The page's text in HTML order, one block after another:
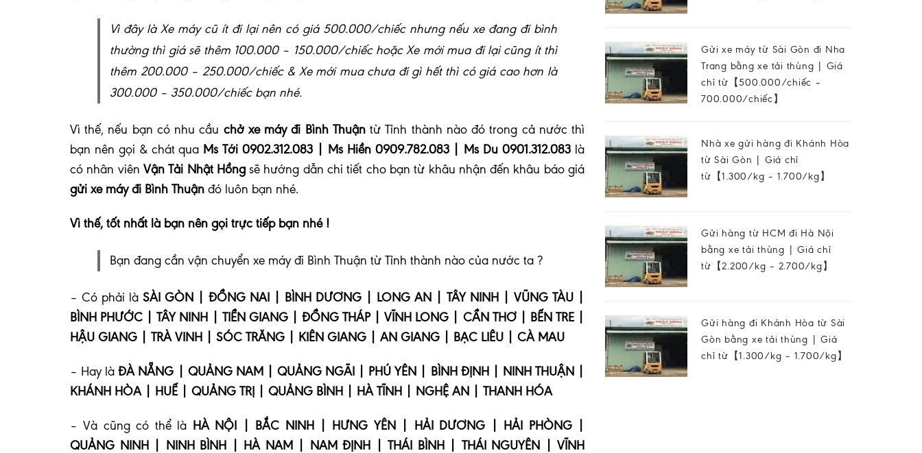
Vì đây là Xe máy cũ ít đi lại nên có giá 500.000/chiếc nhưng nếu xe đang đi bình
thường thì giá sẽ thêm 100.000 – 150.000/chiếc hoặc Xe mới mua đi lại cũng ít thì
thêm 200.000 – 250.000/chiếc & Xe mới mua chưa đi gì hết thì có giá cao hơn là
300.000 – 350.000/chiếc bạn nhé.
Vì thế, nếu bạn có nhu cầu chở xe máy đi Bình Thuậntừ Tỉnh thành nào đó trong cả nước thì
bạn nên gọi & chát qua Ms Tới 0902.312.083 | Ms Hiền 0909.782.083 | Ms Du 0901.312.083 là
có nhân viên Vận Tải Nhật Hồngsẽ hướng dẫn chi tiết cho bạn từ khâu nhận đến khâu báo giá
gửi xe máy đi Bình Thuận đó luôn bạn nhé.
Vì thế, tốt nhất là bạn nên gọi trực tiếp bạn nhé !
Bạn đang cần vận chuyển xe máy đi Bình Thuận từ Tỉnh thành nào của nước ta ?
– Có phải là SÀI GÒN | ĐỒNG NAI | BÌNH DƯƠNG | LONG AN | TÂY NINH | VŨNG TÀU |
BÌNH PHƯỚC | TÂY NINH | TIỀN GIANG | ĐỒNG THÁP | VĨNH LONG | CẦN THƠ | BẾN TRE |
HẬU GIANG | TRÀ VINH | SÓC TRĂNG | KIÊN GIANG | AN GIANG | BẠC LIÊU | CÀ MAU
– Hay làĐÀ NẴNG | QUẢNG NAM | QUẢNG NGÃI | PHÚ YÊN | BÌNH ĐỊNH | NINH THUẬN |
KHÁNH HÒA | HUẾ | QUẢNG TRỊ | QUẢNG BÌNH | HÀ TĨNH | NGHỆ AN | THANH HÓA
– Và cũng có thể là HÀ NỘI | BẮC NINH | HƯNG YÊN | HẢI DƯƠNG | HẢI PHÒNG |
QUẢNG NINH | NINH BÌNH | HÀ NAM | NAM ĐỊNH | THÁI BÌNH | THÁI NGUYÊN | VĨNH
Gửi xe máy từ Sài Gòn đi Nha
Trang bằng xe tải thùng | Giá
chỉ từ【500.000/chiếc –
700.000/chiếc】
Nhà xe gửi hàng đi Khánh Hòa
từ Sài Gòn | Giá chỉ
từ【1.300/kg – 1.700/kg】
Gửi hàng từ HCM đi Hà Nội
bằng xe tải thùng | Giá chỉ
từ【2.200/kg – 2.700/kg】
Gửi hàng đi Khánh Hòa từ Sài
Gòn bằng xe tải thùng | Giá
chỉ từ【1.300/kg – 1.700/kg】